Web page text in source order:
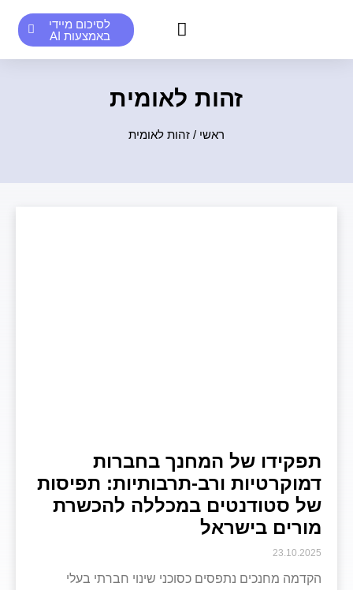
לסיכום מיידי
באמצעות AI
זהות לאומית
ראשי / זהות לאומית
תפקידו של המחנך בחברות
דמוקרטיות ורב-תרבותיות: תפיסות
של סטודנטים במכללה להכשרת
מורים בישראל
23.10.2025
הקדמה מחנכים נתפסים כסוכני שינוי חברתי בעלי